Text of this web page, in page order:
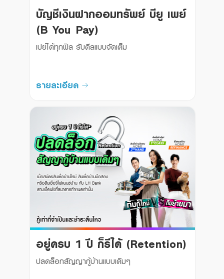
บัญชีเงินฝากออมทรัพย์ บียู เพย์
(B You Pay)
เปย์ได้ทุกฟิล รับดีลแบบจัดเต็ม
รายละเอียด
อยู่ครบ 1 ปี ก็รีได้ (Retention)
ปลดล็อกสัญญากู้บ้านแบบเดิมๆ